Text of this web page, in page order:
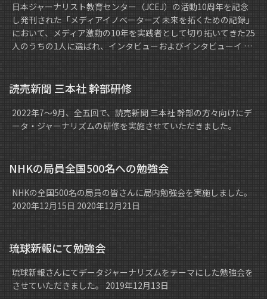
日本ジャーナリスト教育センター（JCEJ）の活動10周年を記念
し発刊された「メディアイノベーターズ 未来を拓くための記録」
において、メディア激動の10年を実践者として切り拓いてきた25
人のうちの1人に選ばれ、インタビューおよびインタビューイ …
読売新聞 三本社 幹部研修
2022年7〜9月、全五回で、読売新聞 三本社 幹部の方々向けにデ
ータ・ジャーナリズムの研修を実施させていただきました。
NHKの局員全国500名への勉強会
NHKの全国500名の局員の皆さんに局内勉強会を実施しました。
2020年12月15日 2020年12月21日
琉球新報にて勉強会
琉球新報さんにてデータジャーナリズムをテーマにした勉強会を
させていただきました。 2019年12月13日